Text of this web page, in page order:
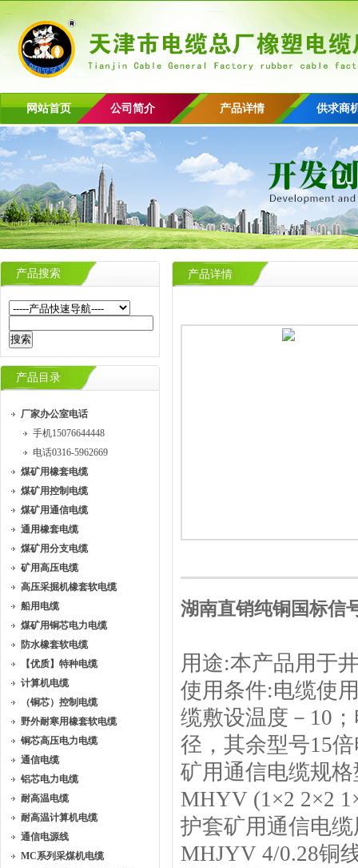
网站首页 公司简介 产品详情 供求商
产品搜索
产品目录
厂家办公室电话
手机15076644448
电话0316-5962669
煤矿用橡套电缆
煤矿用控制电缆
煤矿用通信电缆
通用橡套电缆
煤矿用分支电缆
矿用高压电缆
高压采掘机橡套软电缆
船用电缆
煤矿用铜芯电力电缆
防水橡套软电缆
【优质】特种电缆
计算机电缆
（铜芯）控制电缆
野外耐寒用橡套软电缆
铜芯高压电力电缆
通信电缆
铝芯电力电缆
耐高温电缆
耐高温计算机电缆
通信电源线
MC系列采煤机电缆
产品详情
湖南直销纯铜国标信
用途:本产品用于
使用条件:电缆使
缆敷设温度－10
径，其余型号15
矿用通信电缆规
MHYV (1×2 2×2
护套矿用通信电
MHJYV 4/0.28铜